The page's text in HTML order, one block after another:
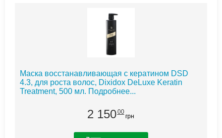
Маска восстанавливающая с кератином DSD
4.3, для роста волос, Dixidox DeLuxe Keratin
Treatment, 500 мл. Подробнее...
2 15000
грн